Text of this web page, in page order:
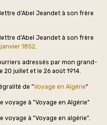
d'Abel Jeandet à son frère
d'Abel Jeandet à son frère
1852.
adressés par mon grand-
20 juillet et le 26 août 1914.
de "Voyage en Algérie"
voyage à "Voyage en Algérie"
voyage à "Voyage en algérie".